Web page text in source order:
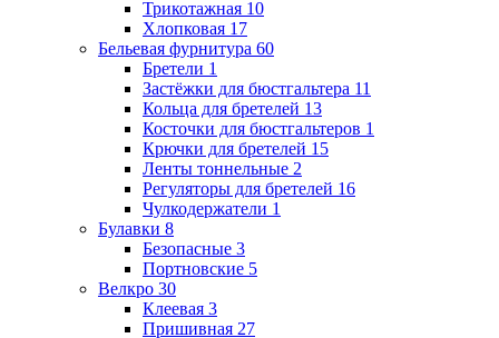
Трикотажная 10
Хлопковая 17
Бельевая фурнитура 60
Бретели 1
Застёжки для бюстгальтера 11
Кольца для бретелей 13
Косточки для бюстгальтеров 1
Крючки для бретелей 15
Ленты тоннельные 2
Регуляторы для бретелей 16
Чулкодержатели 1
Булавки 8
Безопасные 3
Портновские 5
Велкро 30
Клеевая 3
Пришивная 27